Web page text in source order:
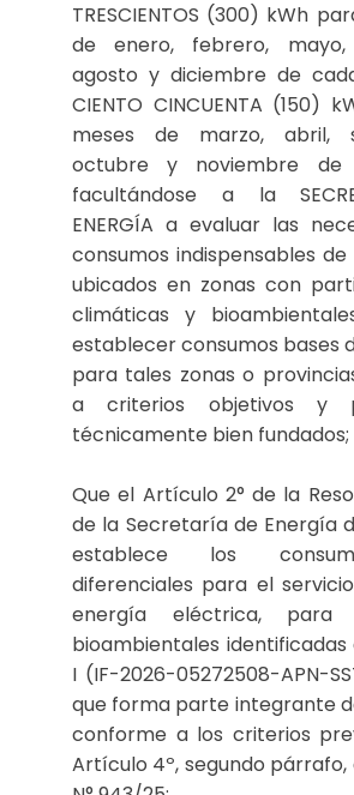
TRESCIENTOS (300) kWh
de enero, febrero, mayo,
agosto y diciembre de
CIENTO CINCUENTA (150)
meses de marzo, abril,
octubre y noviembre de
facultándose a la
ENERGÍA a evaluar las
consumos indispensables
ubicados en zonas con
climáticas y
establecer consumos bases
para tales zonas o
a criterios objetivos y
técnicamente bien fundados;
Que el Artículo 2° de la
de la Secretaría de Energía
establece los
diferenciales para el
energía eléctrica, para
bioambientales identificadas
I (IF-2026-05272508-APN-
que forma parte integrante
conforme a los criterios
Artículo 4º, segundo